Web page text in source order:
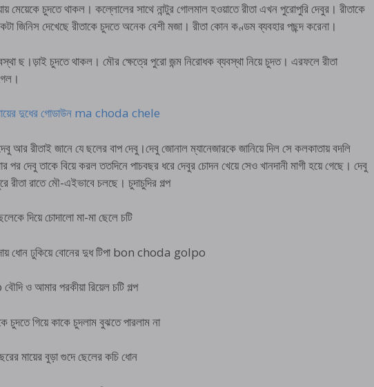
মেয়েকে চুদতে থাকল। কল্লোলের সাথে নান্টুর গোলমাল হওয়াতে রীতা এখন পুরোপুরি দেবুর। রীতাকে
জিনিস দেখেছে রীতাকে চুদতে অনেক বেশী মজা। রীতা কোন কণ্ডম ব্যবহার পছন্দ করেনা।
ছ।ড়াই চুদতে থাকল। মৌর ক্ষেত্রে পুরো জন্ম নিরোধক ব্যবস্থা নিয়ে চুদত। এরফলে রীতা
দুধের গোডাউন ma choda chele
আর রীতাই জানে যে ছলের বাপ দেবু।দেবু জোনাল ম্যানেজারকে জানিয়ে দিল সে কলকাতায় বদলি
পর দেবু তাকে বিয়ে করল ততদিনে পাচবছর ধরে দেবুর চোদন খেয়ে সেও খানদানী মাগী হয়ে গেছে। দেবু
রীতা রাতে মৌ-এইভাবে চলছে। চুদাচুদির গল্প
দিয়ে চোদালো মা-মা ছেলে চটি
ধোন ঢুকিয়ে বোনের দুধ টিপা bon choda golpo
আমার পরকীয়া রিয়েল চটি গল্প
গিয়ে কাকে চুদলাম বুঝতে পারলাম না
বুড়া গুদে ছেলের কচি ধোন